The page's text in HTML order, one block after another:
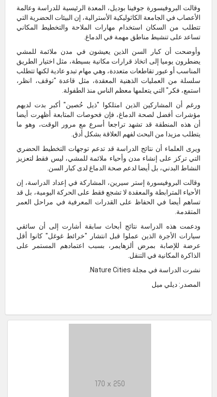
وقالت البروفيسورة جوفينا بوديل، المعدة الرئيسية للدراسة وعالمة
الأعصاب في الجامعة الكاثوليكية الأسترالية، إن البيئات الحضرية التي
تتطلب من السكان استخدام مهارات الملاحة والتخطيط المكاني
تساعد على تنشيط مناطق مهمة في الدماغ.
وأوضحت أن كبار السن الذين يعيشون في مدن ملائمة للمشي
يضطرون يوميا إلى اتخاذ قرارات مكانية بسيطة، مثل اختيار الطريق
المناسب أو عبور تقاطعات متعددة، وهي مهام تبدو عادية لكنها تتطلب
سلسلة من العمليات الذهنية المعقدة، مثل قاعدة "توقف، انظر،
استمع، فكر" التي يتعلمها معظم الناس منذ الطفولة.
ورغم أن المشاركين الذين امتلكوا "ذيل حُصين" أكبر بدت لديهم
مؤشرات أفضل لصحة الدماغ، فإن فحوصات المتابعة أظهرت أيضا
أن هذه المنطقة قد تشهد تراجعا أسرع مع مرور الوقت، وهو ما
يتطلب مزيدا من البحث لفهم العلاقة بشكل أدق.
ويرى العلماء أن نتائج الدراسة قد تدعم توجهات التخطيط الحضري
التي تركز على إنشاء مدن وأحياء ملائمة للمشي، ليس فقط لتعزيز
النشاط البدني، بل أيضا لدعم صحة الدماغ لدى كبار السن.
وقالت البروفيسورة إستر سيرين، المشاركة في إعداد الدراسة، إن
الأحياء المترابطة والمعقدة لا تشجع فقط على الحركة اليومية، بل قد
تساهم أيضا في الحفاظ على القدرات المعرفية في مراحل العمر
المتقدمة.
ودعمت هذه الدراسة نتائج أبحاث سابقة أشارت إلى أن سائقي
سيارات الأجرة الذين عملوا قبل انتشار "خرائط غوغل" كانوا أقل
عرضة للإصابة بمرض ألزهايمر، بسبب اعتمادهم المستمر على
الذاكرة المكانية في التنقل.
نشرت الدراسة في مجلة Nature Cities.
المصدر: ديلي ميل
170 x 250